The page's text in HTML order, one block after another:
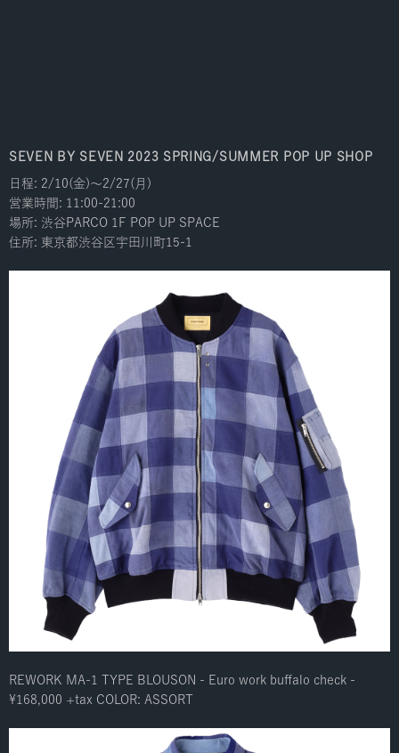
SEVEN BY SEVEN 2023 SPRING/SUMMER POP UP SHOP
日程: 2/10(金)〜2/27(月)
営業時間: 11:00-21:00
場所: 渋谷PARCO 1F POP UP SPACE
住所: 東京都渋谷区宇田川町15-1
REWORK MA-1 TYPE BLOUSON - Euro work buffalo check -
¥168,000 +tax COLOR: ASSORT